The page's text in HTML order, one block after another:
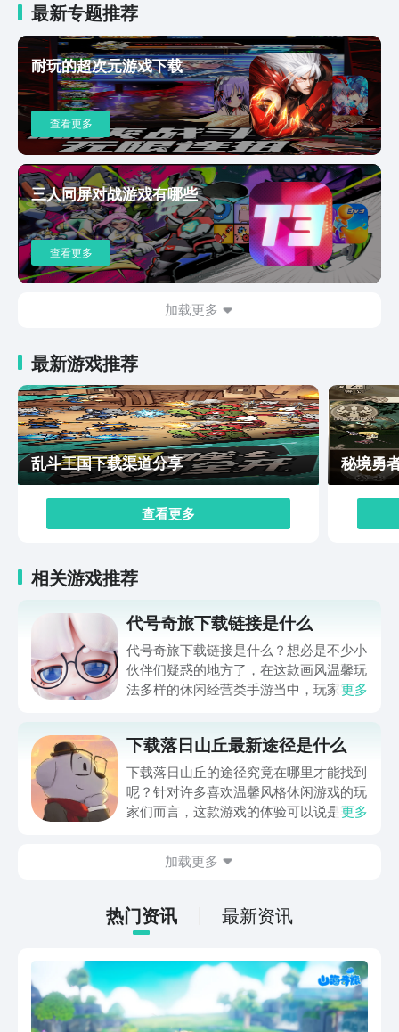
度，在这些国度当中，玩家可以通过采集以及和NPC交互
的方式，来获得更多的探索度。在游戏的小岛之中，玩家
也可以通过种植亦或是垂钓的功能，来获取更多的玩法内
容，并且，玩家可以通过采集颜料的方式，获取大量矿
石，并且在采集的过程当中，玩家可以捕捉神奇的动物。
道路的铺设，在游戏内也是非常重要的玩法机制，在建设
房屋的期间，玩家可以通过改造地面的方式，来铺设道
路，随后将每一个不同类型的道路，进行DIY，保证每一
个小岛道路的功能都是完全不同的。例如，玩家可以在农
田附近的地面方向，铺上大理石亦或是铺上岩石，来增加
自己行动的速度，保证种植的效率提高。上面这些内容就
是本次小编给大家专门带来的，山海奇旅测试下载最新链
接分享的全部老，在游戏内，玩家可以通过和各类不同类
型的超能居民一起工作的方式，来获取更为趣味性的游戏
玩法，例如打牌和跳舞等等，希望看完这次内容的小伙伴
们，可以实现进到游戏内体验一下。
最新专题推荐
耐玩的超次元游戏下载
查看更多
三人同屏对战游戏有哪些
查看更多
加载更多
最新游戏推荐
乱斗王国下载渠道分享
查看更多
秘境勇
相关游戏推荐
代号奇旅下载链接是什么
代号奇旅下载链接是什么？想必是不少小
伙伴们疑惑的地方了，在这款画风温馨玩
法多样的休闲经营类手游当中，玩家将化
下载链接分享供大家参考，希望本期内容
可以帮助到各位对此感兴趣的小伙伴们。
更多
下载落日山丘最新途径是什么
下载落日山丘的途径究竟在哪里才能找到
呢？针对许多喜欢温馨风格休闲游戏的玩
家们而言，这款游戏的体验可以说是非常
期的内容介绍，可以帮助到所有对此感兴
更多
加载更多
热门资讯 最新资讯